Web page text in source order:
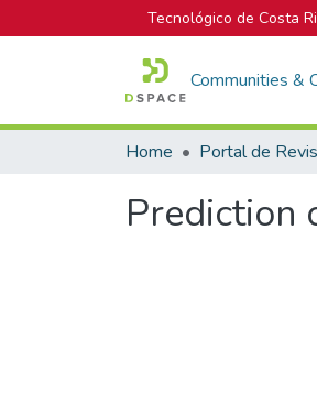
Tecnológico de Costa
Communities &
Home
Prediction